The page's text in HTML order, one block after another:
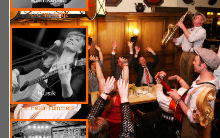
© Chris Gonz
© Peter Tümmers